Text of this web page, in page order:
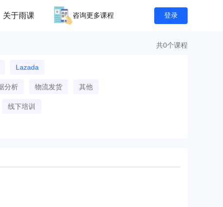
关于雨课 咨询更多课程 登录
共0个课程
Lazada
分析 物流发货 其他
线下培训